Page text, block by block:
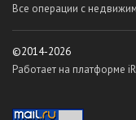
Все операции с
©2014-2026
Работает на платформе